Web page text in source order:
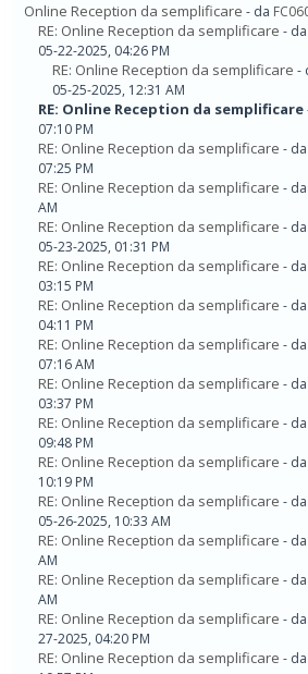
Online Reception da semplificare - da
RE: Online Reception da semplificare - da
05-22-2025, 04:26 PM
RE: Online Reception da semplificare -
05-25-2025, 12:31 AM
RE: Online Reception da semplificare
07:10 PM
RE: Online Reception da semplificare - da
07:25 PM
RE: Online Reception da semplificare - da
AM
RE: Online Reception da semplificare - da
05-23-2025, 01:31 PM
RE: Online Reception da semplificare - da
03:15 PM
RE: Online Reception da semplificare - da
04:11 PM
RE: Online Reception da semplificare - da
07:16 AM
RE: Online Reception da semplificare - da
03:37 PM
RE: Online Reception da semplificare - da
09:48 PM
RE: Online Reception da semplificare - da
10:19 PM
RE: Online Reception da semplificare - da
05-26-2025, 10:33 AM
RE: Online Reception da semplificare - da
AM
RE: Online Reception da semplificare - da
AM
RE: Online Reception da semplificare - da
27-2025, 04:20 PM
RE: Online Reception da semplificare - da